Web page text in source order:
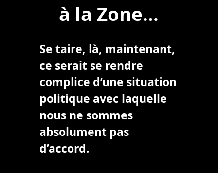
à la Zone…
Se taire, là, maintenant,
ce serait se rendre
complice d’une situation
politique avec laquelle
nous ne sommes
absolument pas
d’accord.